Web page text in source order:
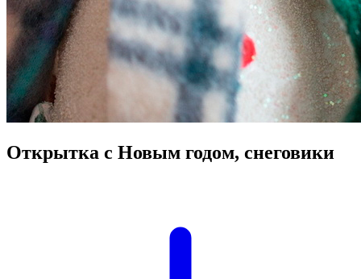
Открытка с Новым годом, снеговики